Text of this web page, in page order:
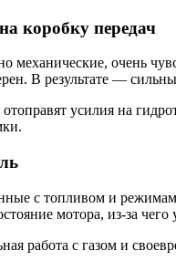
коробку передач
механические, очень
В результате —
усилия на
с топливом и
мотора, из-за
работа с газом и